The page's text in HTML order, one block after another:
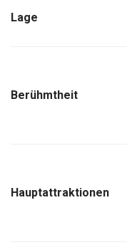
Lage
Berühmtheit
Hauptattraktionen